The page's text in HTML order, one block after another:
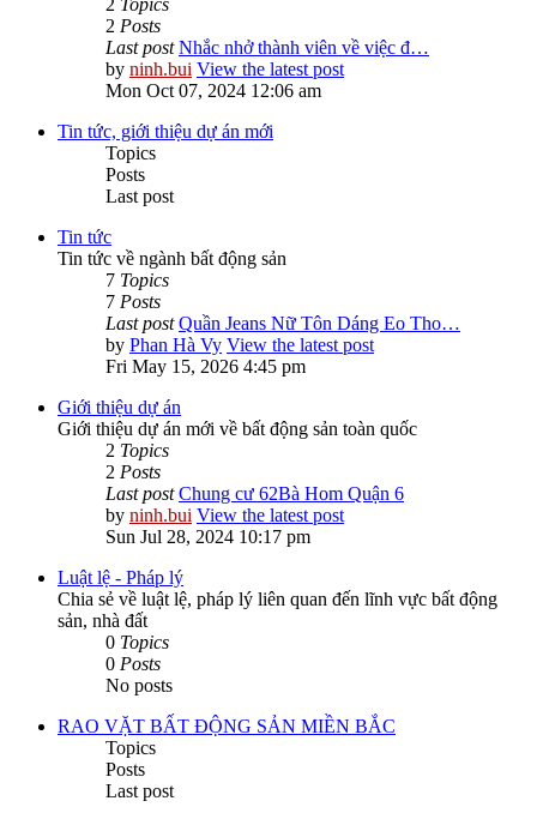
2 Posts
Last post Nhắc nhở thành viên về việc đ…
by ninh.bui View the latest post
Mon Oct 07, 2024 12:06 am
Tin tức, giới thiệu dự án mới
Topics
Posts
Last post
Tin tức
Tin tức về ngành bất động sản
7 Topics
7 Posts
Last post Quần Jeans Nữ Tôn Dáng Eo Tho…
by Phan Hà Vy View the latest post
Fri May 15, 2026 4:45 pm
Giới thiệu dự án
Giới thiệu dự án mới về bất động sản toàn quốc
2 Topics
2 Posts
Last post Chung cư 62Bà Hom Quận 6
by ninh.bui View the latest post
Sun Jul 28, 2024 10:17 pm
Luật lệ - Pháp lý
Chia sẻ về luật lệ, pháp lý liên quan đến lĩnh vực bất động
sản, nhà đất
0 Topics
0 Posts
No posts
RAO VẶT BẤT ĐỘNG SẢN MIỀN BẮC
Topics
Posts
Last post